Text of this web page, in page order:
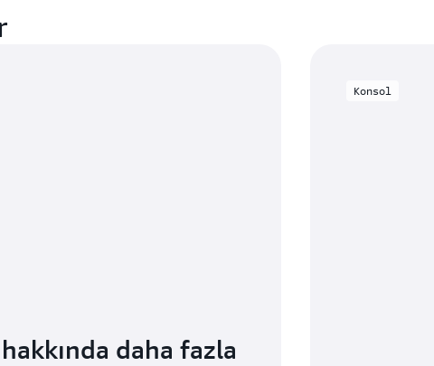
daha fazla
Konsol